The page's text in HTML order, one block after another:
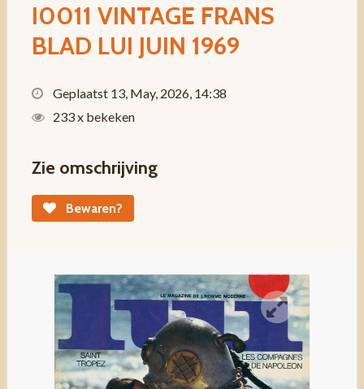
I0011 VINTAGE FRANS
BLAD LUI JUIN 1969
Geplaatst 13, May, 2026, 14:38
233 x bekeken
Zie omschrijving
Bewaren?